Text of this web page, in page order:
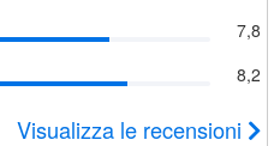
7,8
8,2
Visualizza le recensioni